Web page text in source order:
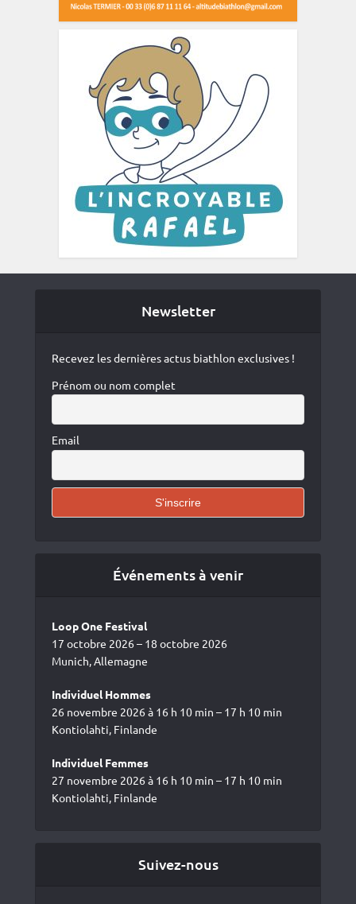
Newsletter
Recevez les dernières actus biathlon exclusives !
Prénom ou nom complet
Email
Événements à venir
Loop One Festival
17 octobre 2026 – 18 octobre 2026
Munich, Allemagne
Individuel Hommes
26 novembre 2026 à 16 h 10 min – 17 h 10 min
Kontiolahti, Finlande
Individuel Femmes
27 novembre 2026 à 16 h 10 min – 17 h 10 min
Kontiolahti, Finlande
Suivez-nous